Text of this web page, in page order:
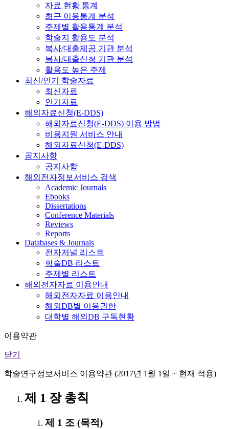
자료 현황 통계
최근 이용통계 분석
주제별 활용통계 분석
학술지 활용도 분석
복사/대출제공 기관 분석
복사/대출신청 기관 분석
활용도 높은 주제
최신/인기 학술자료
최신자료
인기자료
해외자료신청(E-DDS)
해외자료신청(E-DDS) 이용 방법
비용지원 서비스 안내
해외자료신청(E-DDS)
공지사항
공지사항
해외전자정보서비스 검색
Academic Journals
Ebooks
Dissertations
Conference Materials
Reviews
Reports
Databases & Journals
전자저널 리스트
학술DB 리스트
주제별 리스트
해외전자자료 이용안내
해외전자자료 이용안내
해외DB별 이용권한
대학별 해외DB 구독현황
이용약관
닫기
학술연구정보서비스 이용약관 (2017년 1월 1일 ~ 현재 적용)
제 1 장 총칙
제 1 조 (목적)